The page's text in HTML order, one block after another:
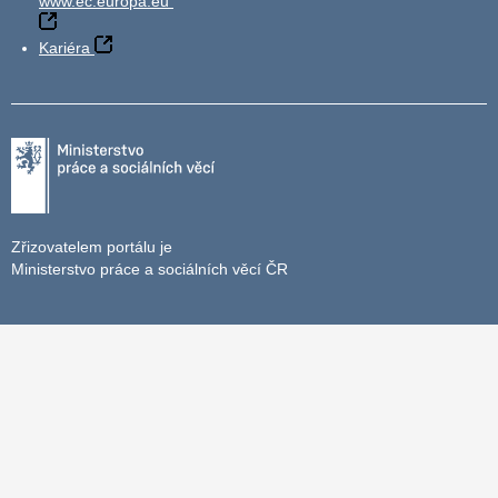
Kariéra
Zřizovatelem portálu je
Ministerstvo práce a sociálních věcí ČR